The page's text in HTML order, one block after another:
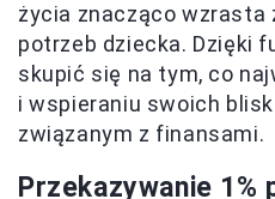
życia znacząco wzrasta
potrzeb dziecka. Dzięki
skupić się na tym, co
i wspieraniu swoich
związanym z finansami.
Przekazywanie